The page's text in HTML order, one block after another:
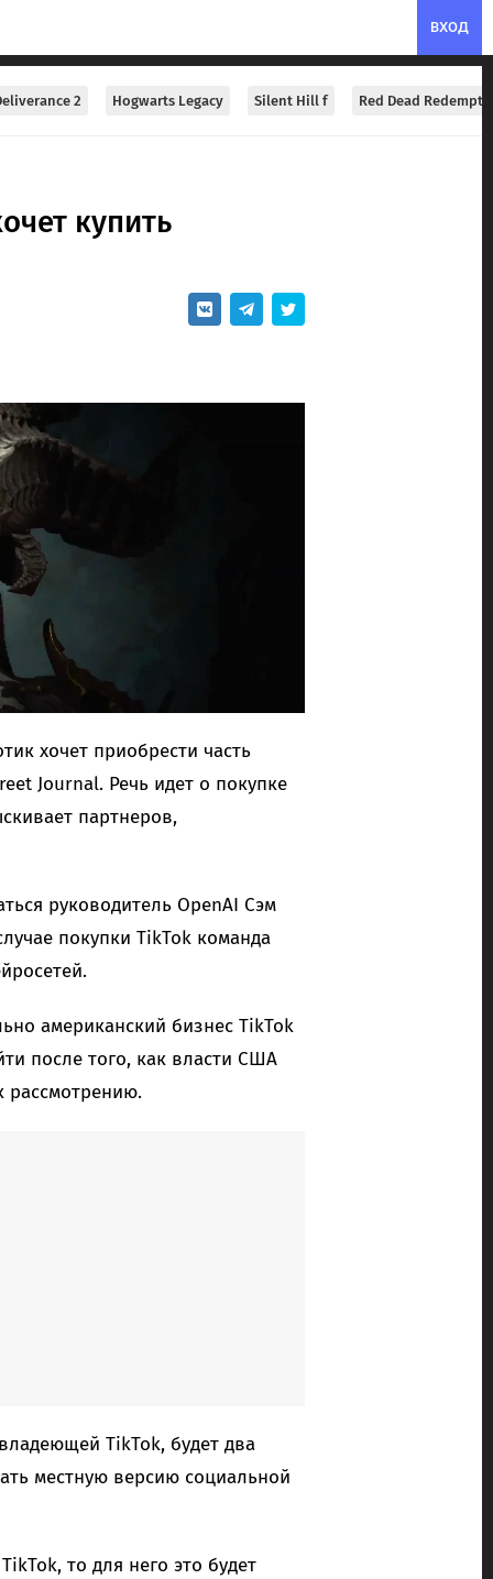
ВХОД
2 Hogwarts Legacy Silent Hill f Red Dead
купить
хочет приобрести часть
Journal. Речь идет о покупке
партнеров,
руководитель OpenAI Сэм
покупки TikTok команда
американский бизнес TikTok
после того, как власти США
рассмотрению.
TikTok, будет два
местную версию социальной
то для него это будет